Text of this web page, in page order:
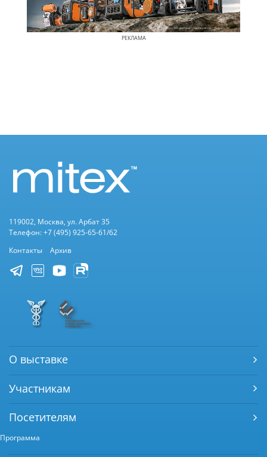
РЕКЛАМА
119002, Москва, ул. Арбат 35
Телефон: +7 (495) 925-65-61/62
Контакты
Архив
О выставке
Участникам
Посетителям
Программа